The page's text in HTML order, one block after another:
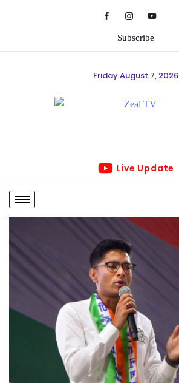
Subscribe
Friday August 7, 2026
Live Update